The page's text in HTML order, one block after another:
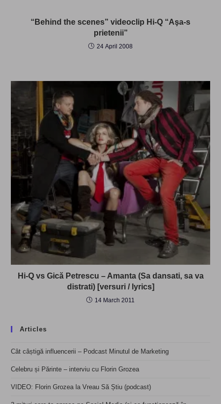
“Behind the scenes” videoclip Hi-Q “Aşa-s
prietenii”
24 April 2008
Hi-Q vs Gică Petrescu – Amanta (Sa dansati, sa va
distrati) [versuri / lyrics]
14 March 2011
Articles
Cât câștigă influencerii – Podcast Minutul de Marketing
Celebru și Părinte – interviu cu Florin Grozea
VIDEO: Florin Grozea la Vreau Să Știu (podcast)